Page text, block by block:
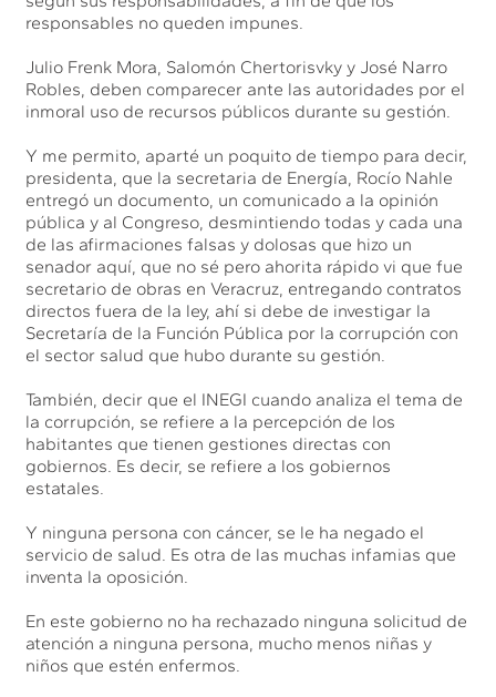
responsables no queden impunes.
Julio Frenk Mora, Salomón Chertorisvky y José Narro
Robles, deben comparecer ante las autoridades por el
inmoral uso de recursos públicos durante su gestión.
Y me permito, aparté un poquito de tiempo para decir,
presidenta, que la secretaria de Energía, Rocío Nahle
entregó un documento, un comunicado a la opinión
pública y al Congreso, desmintiendo todas y cada una
de las afirmaciones falsas y dolosas que hizo un
senador aquí, que no sé pero ahorita rápido vi que fue
secretario de obras en Veracruz, entregando contratos
directos fuera de la ley, ahí si debe de investigar la
Secretaría de la Función Pública por la corrupción con
el sector salud que hubo durante su gestión.
También, decir que el INEGI cuando analiza el tema de
la corrupción, se refiere a la percepción de los
habitantes que tienen gestiones directas con
gobiernos. Es decir, se refiere a los gobiernos
estatales.
Y ninguna persona con cáncer, se le ha negado el
servicio de salud. Es otra de las muchas infamias que
inventa la oposición.
En este gobierno no ha rechazado ninguna solicitud de
atención a ninguna persona, mucho menos niñas y
niños que estén enfermos.